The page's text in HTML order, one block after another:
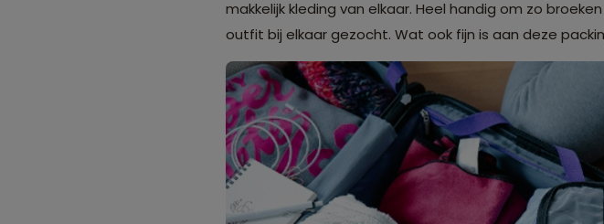
makkelijk kleding van elkaar. Heel handig om zo
outfit bij elkaar gezocht. Wat ook fijn is aan deze